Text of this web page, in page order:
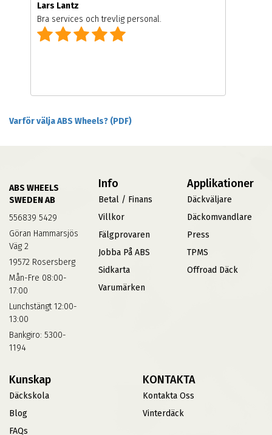
Lars Lantz
Bra services och trevlig personal.
Varför välja ABS Wheels? (PDF)
ABS WHEELS
SWEDEN AB
556839 5429
Göran Hammarsjös
Väg 2
19572 Rosersberg
Mån-Fre 08:00-
17:00
Lunchstängt 12:00-
13:00
Bankgiro: 5300-
1194
Info
Betal / Finans
Villkor
Fälgprovaren
Jobba På ABS
Sidkarta
Varumärken
Applikationer
Däckväljare
Däckomvandlare
Press
TPMS
Offroad Däck
Kunskap
Däckskola
Blog
FAQs
KONTAKTA
Kontakta Oss
Vinterdäck